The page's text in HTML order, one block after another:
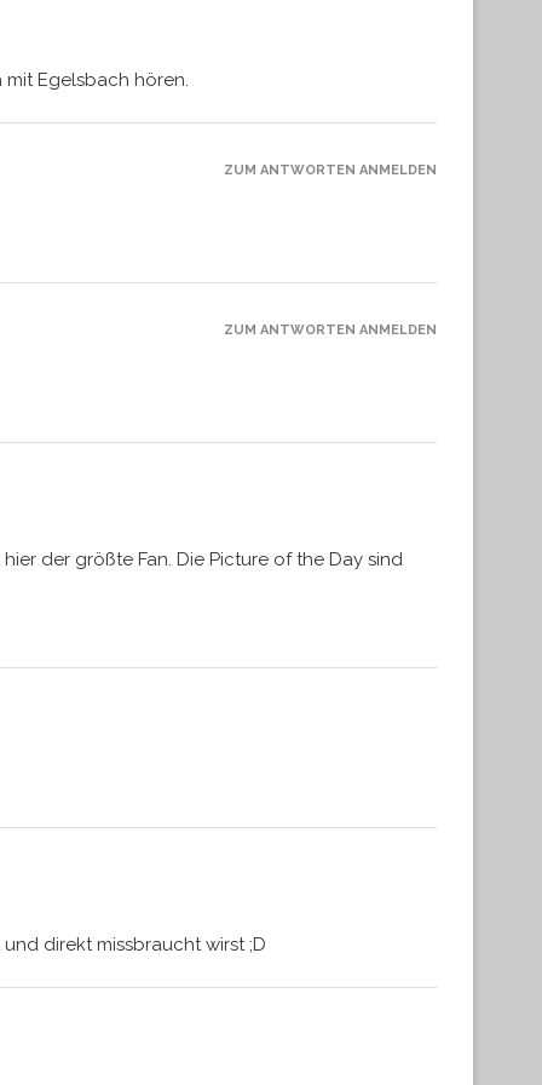
Egelsbach hören.
ZUM ANTWORTEN ANMELDEN
ZUM ANTWORTEN ANMELDEN
der größte Fan. Die Picture of the Day sind
direkt missbraucht wirst ;D